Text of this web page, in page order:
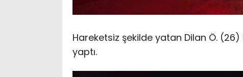
Hareketsiz şekilde yatan Dilan Ö.
yaptı.